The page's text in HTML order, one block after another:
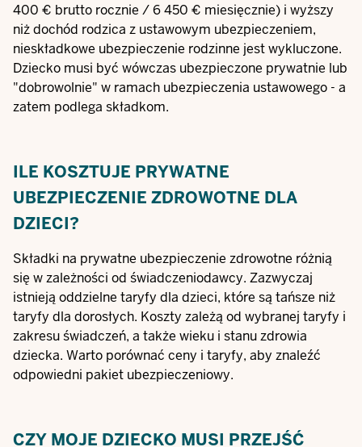
400 € brutto rocznie / 6 450 € miesięcznie) i wyższy
niż dochód rodzica z ustawowym ubezpieczeniem,
nieskładkowe ubezpieczenie rodzinne jest wykluczone.
Dziecko musi być wówczas ubezpieczone prywatnie lub
"dobrowolnie" w ramach ubezpieczenia ustawowego - a
zatem podlega składkom.
ILE KOSZTUJE PRYWATNE
UBEZPIECZENIE ZDROWOTNE DLA
DZIECI?
Składki na prywatne ubezpieczenie zdrowotne różnią
się w zależności od świadczeniodawcy. Zazwyczaj
istnieją oddzielne taryfy dla dzieci, które są tańsze niż
taryfy dla dorosłych. Koszty zależą od wybranej taryfy i
zakresu świadczeń, a także wieku i stanu zdrowia
dziecka. Warto porównać ceny i taryfy, aby znaleźć
odpowiedni pakiet ubezpieczeniowy.
CZY MOJE DZIECKO MUSI PRZEJŚĆ